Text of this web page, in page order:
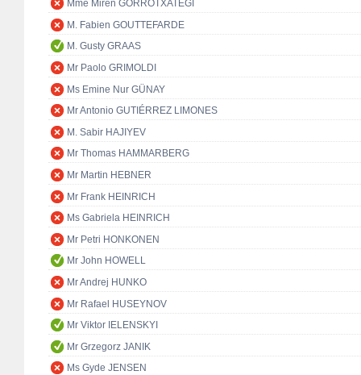
Mme Miren GORROTXATEGI
M. Fabien GOUTTEFARDE
M. Gusty GRAAS
Mr Paolo GRIMOLDI
Ms Emine Nur GÜNAY
Mr Antonio GUTIÉRREZ LIMONES
M. Sabir HAJIYEV
Mr Thomas HAMMARBERG
Mr Martin HEBNER
Mr Frank HEINRICH
Ms Gabriela HEINRICH
Mr Petri HONKONEN
Mr John HOWELL
Mr Andrej HUNKO
Mr Rafael HUSEYNOV
Mr Viktor IELENSKYI
Mr Grzegorz JANIK
Ms Gyde JENSEN